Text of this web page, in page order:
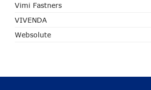
Vimi Fastners
VIVENDA
Websolute